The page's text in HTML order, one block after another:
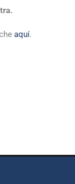
aquí.